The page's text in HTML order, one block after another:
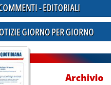
- EDITORIALI
GIORNO PER GIORNO
Archivio